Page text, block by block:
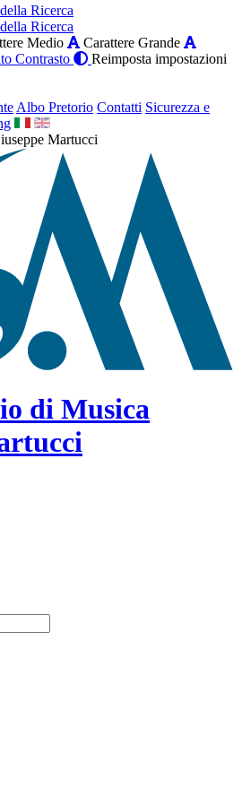
Ricerca
Ricerca
Medio
Carattere Grande
Contrasto
Reimposta impostazioni
Albo Pretorio Contatti Sicurezza e
Martucci
di Musica